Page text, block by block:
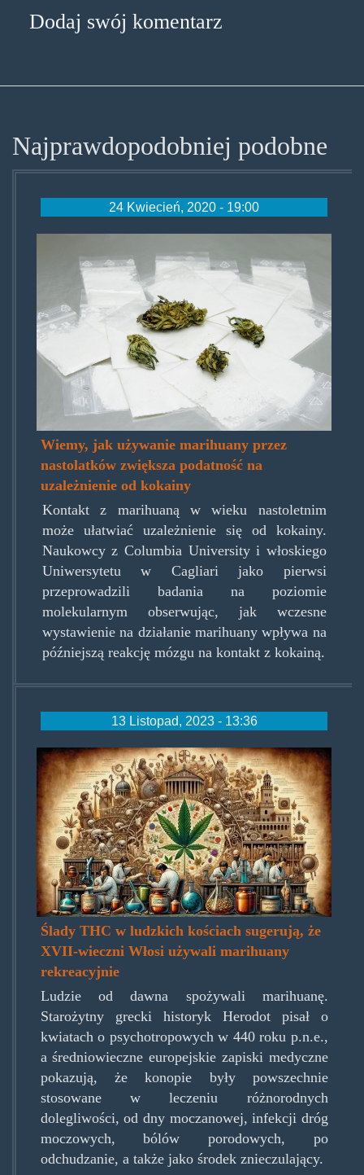
Dodaj swój komentarz
Najprawdopodobniej podobne
24 Kwiecień, 2020 - 19:00
cannacocaine.jpg
Wiemy, jak używanie marihuany przez
nastolatków zwiększa podatność na
uzależnienie od kokainy
Kontakt z marihuaną w wieku nastoletnim
może ułatwiać uzależnienie się od kokainy.
Naukowcy z Columbia University i włoskiego
Uniwersytetu w Cagliari jako pierwsi
przeprowadzili badania na poziomie
molekularnym obserwując, jak wczesne
wystawienie na działanie marihuany wpływa na
późniejszą reakcję mózgu na kontakt z kokainą.
13 Listopad, 2023 - 13:36
thc-
z-
konopi-
odkryte-
w-
kosciach-
696x398.jpg.jpg
Ślady THC w ludzkich kościach sugerują, że
XVII-wieczni Włosi używali marihuany
rekreacyjnie
Ludzie od dawna spożywali marihuanę.
Starożytny grecki historyk Herodot pisał o
kwiatach o psychotropowych w 440 roku p.n.e.,
a średniowieczne europejskie zapiski medyczne
pokazują, że konopie były powszechnie
stosowane w leczeniu różnorodnych
dolegliwości, od dny moczanowej, infekcji dróg
moczowych, bólów porodowych, po
odchudzanie, a także jako środek znieczulający.